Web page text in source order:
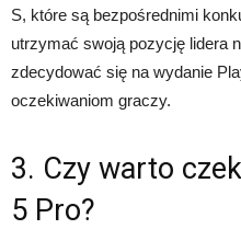
S, które są bezpośrednimi
utrzymać swoją pozycję lidera
zdecydować się na wydanie
oczekiwaniom graczy.
3. Czy warto
5 Pro?